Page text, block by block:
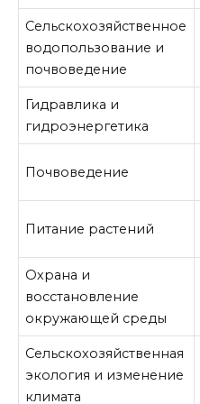
Сельскохозяйственное
водопользование и
почвоведение
Гидравлика и
гидроэнергетика
Почвоведение
Питание растений
Охрана и
восстановление
окружающей среды
Сельскохозяйственная
экология и изменение
климата